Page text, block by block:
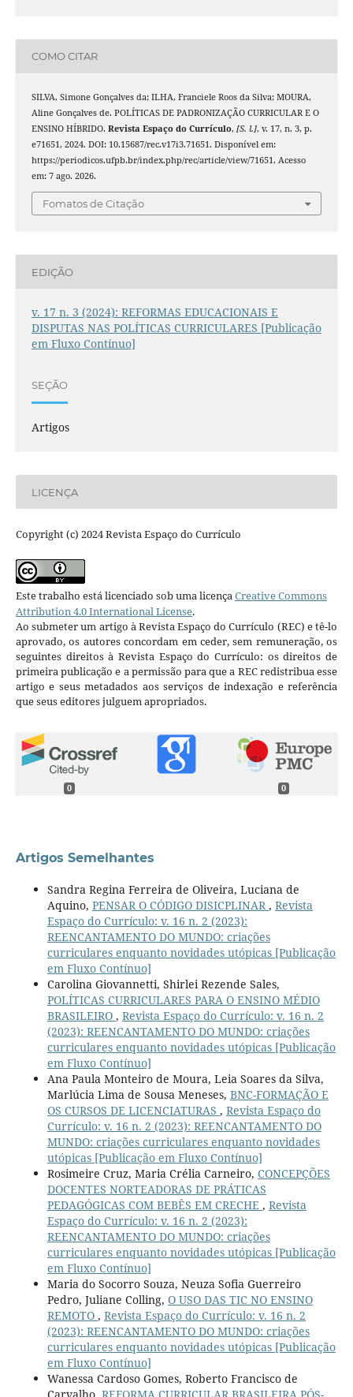
COMO CITAR
SILVA, Simone Gonçalves da; ILHA, Franciele Roos da Silva; MOURA,
Aline Gonçalves de. POLÍTICAS DE PADRONIZAÇÃO CURRICULAR E O
ENSINO HÍBRIDO. Revista Espaço do Currículo, [S. l.], v. 17, n. 3, p.
e71651, 2024. DOI: 10.15687/rec.v17i3.71651. Disponível em:
https://periodicos.ufpb.br/index.php/rec/article/view/71651. Acesso
em: 7 ago. 2026.
Fomatos de Citação
EDIÇÃO
v. 17 n. 3 (2024): REFORMAS EDUCACIONAIS E
DISPUTAS NAS POLÍTICAS CURRICULARES [Publicação
em Fluxo Contínuo]
SEÇÃO
Artigos
LICENÇA
Copyright (c) 2024 Revista Espaço do Currículo
Este trabalho está licenciado sob uma licençaCreative Commons
Attribution 4.0 International License.
Ao submeter um artigo à Revista Espaço do Currículo (REC) e tê-lo
aprovado, os autores concordam em ceder, sem remuneração, os
seguintes direitos à Revista Espaço do Currículo: os direitos de
primeira publicação e a permissão para que a REC redistribua esse
artigo e seus metadados aos serviços de indexação e referência
que seus editores julguem apropriados.
0 0
Artigos Semelhantes
Sandra Regina Ferreira de Oliveira, Luciana de
Aquino, PENSAR O CÓDIGO DISICPLINAR, Revista
Espaço do Currículo: v. 16 n. 2 (2023):
REENCANTAMENTO DO MUNDO: criações
curriculares enquanto novidades utópicas [Publicação
em Fluxo Contínuo]
Carolina Giovannetti, Shirlei Rezende Sales,
POLÍTICAS CURRICULARES PARA O ENSINO MÉDIO
BRASILEIRO , Revista Espaço do Currículo: v. 16 n. 2
(2023): REENCANTAMENTO DO MUNDO: criações
curriculares enquanto novidades utópicas [Publicação
em Fluxo Contínuo]
Ana Paula Monteiro de Moura, Leia Soares da Silva,
Marlúcia Lima de Sousa Meneses, BNC-FORMAÇÃO E
OS CURSOS DE LICENCIATURAS , Revista Espaço do
Currículo: v. 16 n. 2 (2023): REENCANTAMENTO DO
MUNDO: criações curriculares enquanto novidades
utópicas [Publicação em Fluxo Contínuo]
Rosimeire Cruz, Maria Crélia Carneiro, CONCEPÇÕES
DOCENTES NORTEADORAS DE PRÁTICAS
PEDAGÓGICAS COM BEBÊS EM CRECHE , Revista
Espaço do Currículo: v. 16 n. 2 (2023):
REENCANTAMENTO DO MUNDO: criações
curriculares enquanto novidades utópicas [Publicação
em Fluxo Contínuo]
Maria do Socorro Souza, Neuza Sofia Guerreiro
Pedro, Juliane Colling, O USO DAS TIC NO ENSINO
REMOTO , Revista Espaço do Currículo: v. 16 n. 2
(2023): REENCANTAMENTO DO MUNDO: criações
curriculares enquanto novidades utópicas [Publicação
em Fluxo Contínuo]
Wanessa Cardoso Gomes, Roberto Francisco de